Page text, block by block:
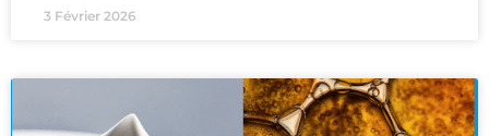
3 Février 2026